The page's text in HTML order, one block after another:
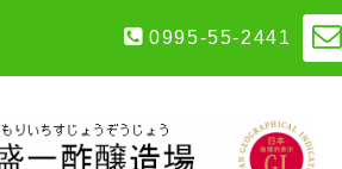
0995-55-2441